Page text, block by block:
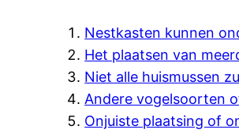
Nestkasten kunnen
Het plaatsen van
Niet alle huismussen
Andere vogelsoorten
Onjuiste plaatsing of